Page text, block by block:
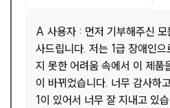
A 사용자 : 먼저 기부해주신
사드립니다. 저는 1급 장애인
지 못한 어려움 속에서 이 제품
이 바뀌었습니다. 너무 감사하
1이 있어서 너무 잘 지내고 있